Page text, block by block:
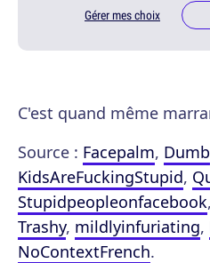
Gérer mes choix
C'est quand même
Source : Facepalm, Dumb
KidsAreFuckingStupid,
Stupidpeopleonfacebook,
Trashy, mildlyinfuriating,
NoContextFrench.